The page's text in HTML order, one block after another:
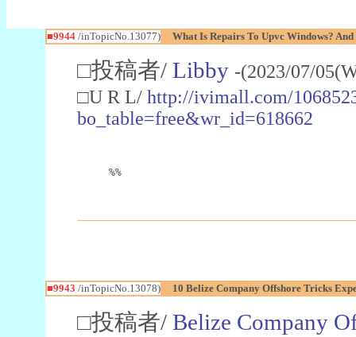
■9944/inTopicNo.13077) What Is Repairs To Upvc Windows?
□投稿者/ Libby -(2023/07/
□U R L/ http://ivimall.com/
bo_table=free&wr_id=618662
%%
■9943 /inTopicNo.13078) 10 Belize Company Offshore Tricks
□投稿者/ Belize Company